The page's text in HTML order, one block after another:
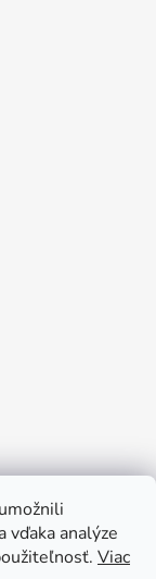
analýze
Viac